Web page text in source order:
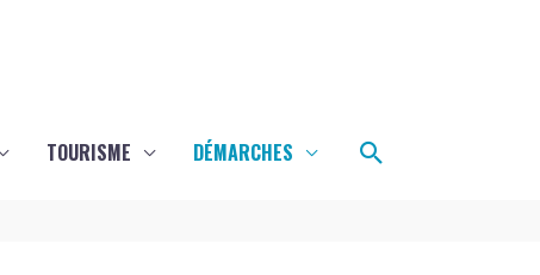
TOURISME DÉMARCHES Rechercher